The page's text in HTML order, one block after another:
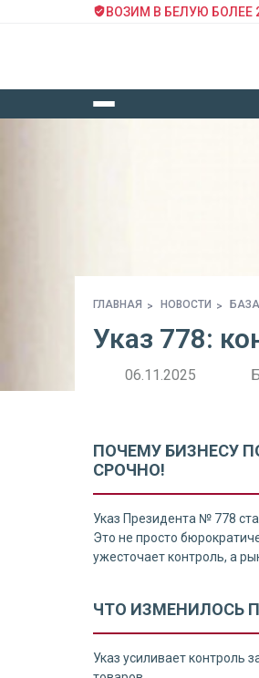
ВОЗИМ В БЕЛУЮ БОЛЕЕ
ГЛАВНАЯ НОВОСТИ
Указ 778:
06.11.2025
ПОЧЕМУ БИЗНЕСУ
СРОЧНО!
Указ Президента № 778
Это не просто
ужесточает контроль, а
ЧТО ИЗМЕНИЛОСЬ
Указ усиливает